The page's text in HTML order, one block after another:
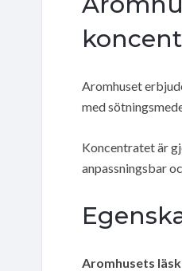
Aromhuset
med
Koncentratet är
anpassningsbar
Aromhusets